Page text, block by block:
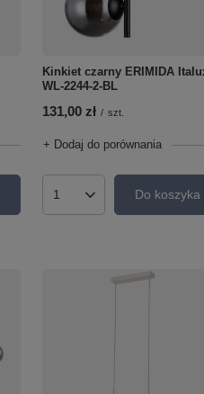
Kinkiet czarny ERIMIDA
WL-2244-2-BL
131,00 zł / szt.
+ Dodaj do porównania
Ilość produktówDo koszyka